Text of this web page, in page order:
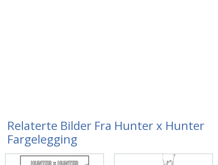
Relaterte Bilder Fra Hunter x Hunter
Fargelegging